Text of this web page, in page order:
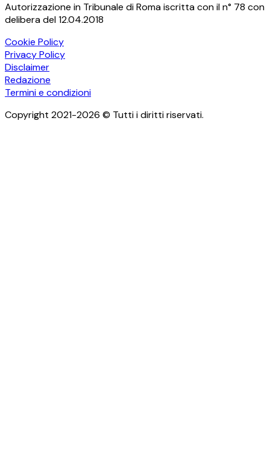
Autorizzazione in Tribunale di Roma iscritta con il n° 78 con
delibera del 12.04.2018
Cookie Policy
Privacy Policy
Disclaimer
Redazione
Termini e condizioni
Copyright 2021-2026 © Tutti i diritti riservati.